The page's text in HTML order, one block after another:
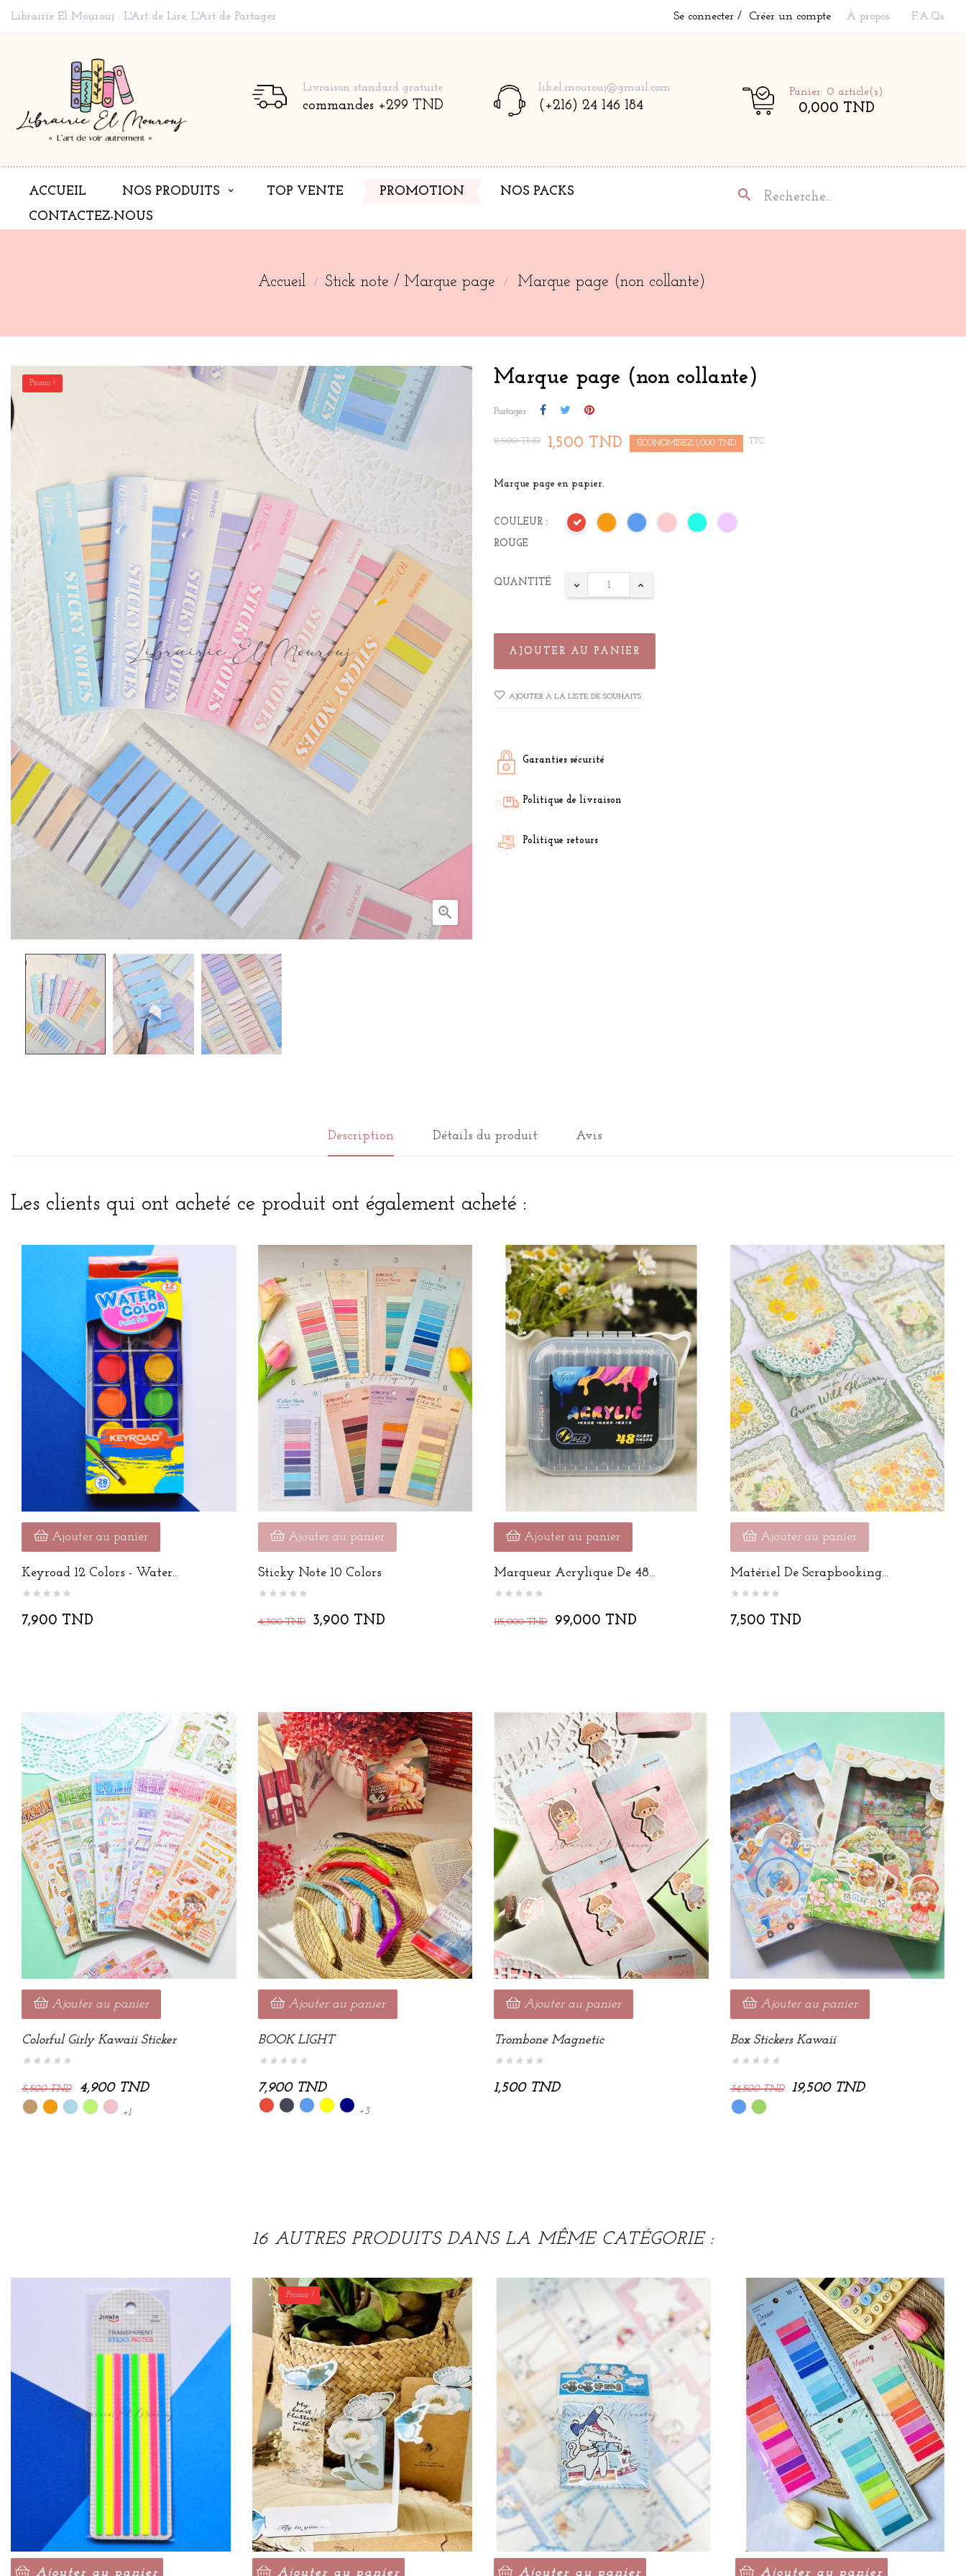
Librairie El Mourouj : L'Art de Lire, L'Art de Partager Se connecter Créer un compte À propos F.A.Qs
Livraison standard gratuite
commandes +299 TND
lib.el.mourouj@gmail.com
(+216) 24 146 184
Panier: 0 article(s)
0,000 TND
ACCUEIL NOS PRODUITS TOP VENTE PROMOTION
NOS PACKS
CONTACTEZ-NOUS
search
Accueil Stick note / Marque page Marque page (non collante)
Promo !

Marque page (non collante)
Partager
2,500 TND 1,500 TND ÉCONOMISEZ 1,000 TND TTC
Marque page en papier.
COULEUR :
ROUGE
QUANTITÉ
AJOUTER AU PANIER
AJOUTER À LA LISTE DE SOUHAITS
Garanties sécurité
Politique de livraison
Politique retours
Description Détails du produit Avis
Les clients qui ont acheté ce produit ont également acheté :
Ajouter au panier
Keyroad 12 Colors - Water...
7,900 TND
Ajouter au panier
Sticky Note 10 Colors
4,300 TND 3,900 TND
Ajouter au panier
Marqueur Acrylique De 48...
115,000 TND 99,000 TND
Ajouter au panier
Matériel De Scrapbooking...
7,500 TND
Ajouter au panier
Colorful Girly Kawaii Sticker
5,500 TND 4,900 TND
CamelOrange
Bleu Vert Rose
poudré
+1
Ajouter au panier
BOOK LIGHT
7,900 TND
RougeNoir Bleu JauneBleu
Marine
+3
Ajouter au panier
Trombone Magnetic
1,500 TND
Ajouter au panier
Box Stickers Kawaii
34,500 TND 19,500 TND
Bleu Vert
16 AUTRES PRODUITS DANS LA MÊME CATÉGORIE :
Ajouter au panier
Promo !
Ajouter au panier Ajouter au panier Ajouter au panier